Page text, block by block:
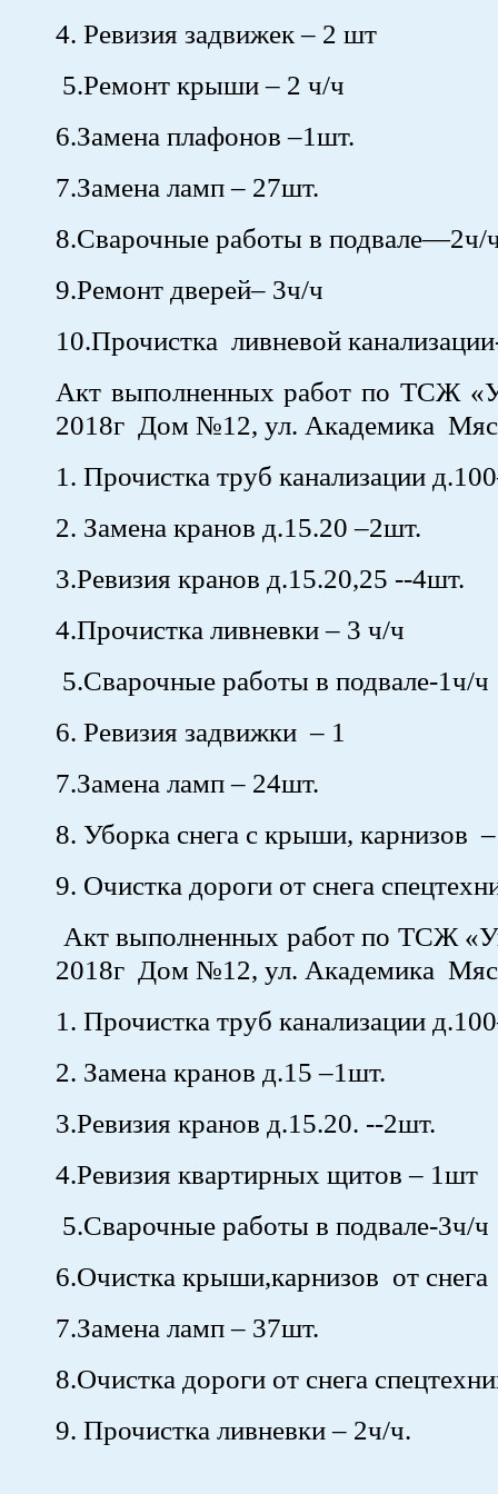
4. Ревизия задвижек – 2 шт
5.Ремонт крыши – 2 ч/ч
6.Замена плафонов –1шт.
7.Замена ламп – 27шт.
8.Сварочные работы в подвале—2ч/
9.Ремонт дверей– 3ч/ч
10.Прочистка ливневой
Акт выполненных работ по ТСЖ
2018г Дом №12, ул. Академика
1. Прочистка труб канализации
2. Замена кранов д.15.20 –2шт.
3.Ревизия кранов д.15.20,25 --4шт.
4.Прочистка ливневки – 3 ч/ч
5.Сварочные работы в подвале-1ч/ч
6. Ревизия задвижки – 1
7.Замена ламп – 24шт.
8. Уборка снега с крыши, карнизов
9. Очистка дороги от снега
Акт выполненных работ по ТСЖ
2018г Дом №12, ул. Академика
1. Прочистка труб канализации
2. Замена кранов д.15 –1шт.
3.Ревизия кранов д.15.20. --2шт.
4.Ревизия квартирных щитов – 1шт
5.Сварочные работы в подвале-3ч/ч
6.Очистка крыши,карнизов от
7.Замена ламп – 37шт.
8.Очистка дороги от снега
9. Прочистка ливневки – 2ч/ч.